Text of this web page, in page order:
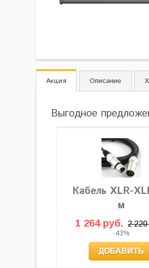
Акция Описание
Выгодное
Кабель XLR-
м
1 264 руб. 2
-43%
ДОБАВИТЬ